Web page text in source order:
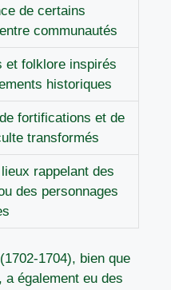
de certains
communautés
et folklore inspirés
historiques
fortifications et de
transformés
rappelant des
des personnages
1704), bien que
également eu des